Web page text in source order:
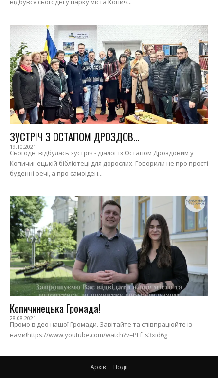
відбувся сьогодні у парку міста Копич...
ЗУСТРІЧ З ОСТАПОМ ДРОЗДОВ...
19.10.2021
Сьогодні відбулась зустріч - діалог із Остапом Дроздовим у
Копичинецькій бібліотеці для дорослих. Говорили не про прості
буденні речі, а про самоіден...
Копичинецька Громада!
28.08.2021
Промо відео нашої Громади. Завітайте та співпрацюйте із
нами!https://www.youtube.com/watch?v=PFf_s3xid6g
Архів Події